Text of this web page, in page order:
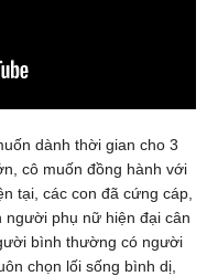
dành thời gian cho 3
cô muốn đồng hành với
tại, các con đã cứng cáp,
người phụ nữ hiện đại cân
bình thường có người
chọn lối sống bình dị,